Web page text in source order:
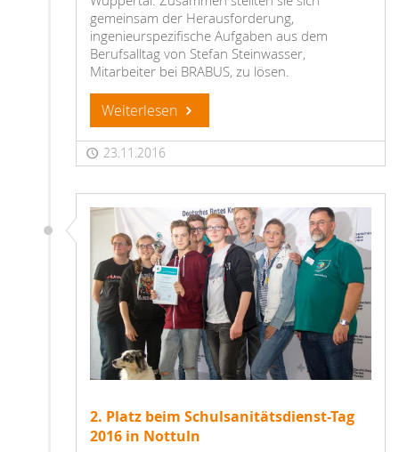
gemeinsam der Herausforderung,
ingenieurspezifische Aufgaben aus dem
Berufsalltag von Stefan Steinwasser,
Mitarbeiter bei BRABUS, zu lösen.
Weiterlesen
23.11.2016
2. Platz beim Schulsanitätsdienst-Tag
2016 in Nottuln